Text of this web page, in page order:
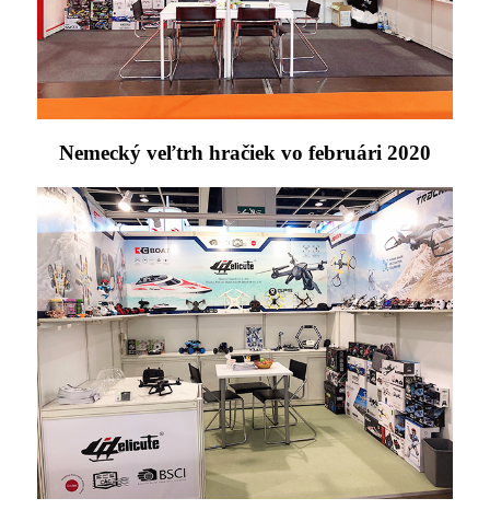
Nemecký veľtrh hračiek vo februári 2020